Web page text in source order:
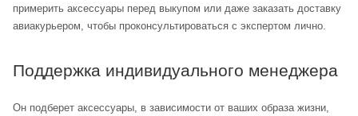
примерить аксессуары перед выкупом или даже заказать доставку
авиакурьером, чтобы проконсультироваться с экспертом лично.
Поддержка индивидуального менеджера
Он подберет аксессуары, в зависимости от ваших образа жизни,